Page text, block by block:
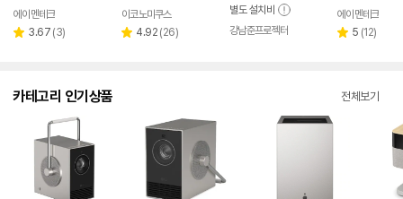
페이
에이멘테크
별 3.67 리
(3)
이코노미쿠스
별 4.92 리
(26)
별도 설치비
강남준프로젝터
에이멘테크
별 5 리
(12)
카테고리 인기상품 전체보기